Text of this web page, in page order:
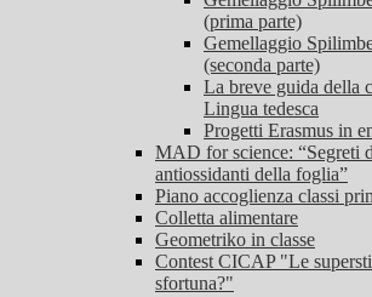
(prima parte)
Gemellaggio
(seconda parte)
La breve guida della
Lingua tedesca
Progetti Erasmus in
MAD for science: “Segreti
antiossidanti della foglia”
Piano accoglienza classi
Colletta alimentare
Geometriko in classe
Contest CICAP "Le
sfortuna?"